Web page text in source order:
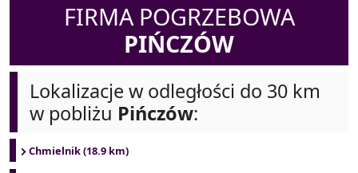
FIRMA POGRZEBOWA
PIŃCZÓW
Lokalizacje w odległości do 30 km
w pobliżu Pińczów:
Chmielnik (18.9 km)